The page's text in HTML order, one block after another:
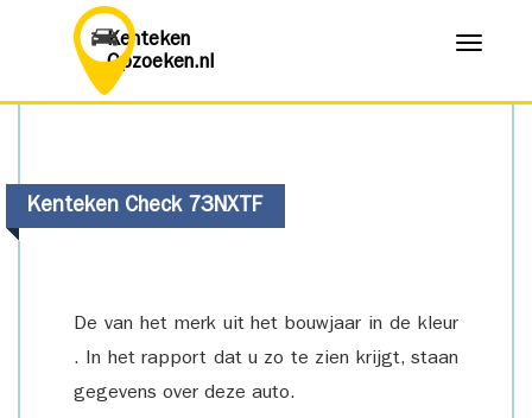
Kenteken
Opzoeken.nl
Menu
Kenteken Check 73NXTF
De van het merk uit het bouwjaar in de kleur
. In het rapport dat u zo te zien krijgt, staan
gegevens over deze auto.